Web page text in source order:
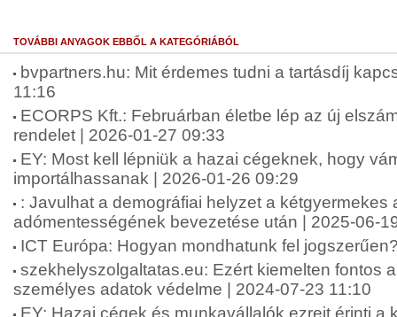
TOVÁBBI ANYAGOK EBBŐL A KATEGÓRIÁBÓL
bvpartners.hu: Mit érdemes tudni a tartásdíj
11:16
ECORPS Kft.: Februárban életbe lép az új
rendelet | 2026-01-27 09:33
EY: Most kell lépniük a hazai cégeknek, hogy
importálhassanak | 2026-01-26 09:29
: Javulhat a demográfiai helyzet a kétgyermekes
adómentességének bevezetése után | 2025-06-
ICT Európa: Hogyan mondhatunk fel
szekhelyszolgaltatas.eu: Ezért kiemelten fontos
személyes adatok védelme | 2024-07-23 11:10
EY: Hazai cégek és munkavállalók ezreit érinti a